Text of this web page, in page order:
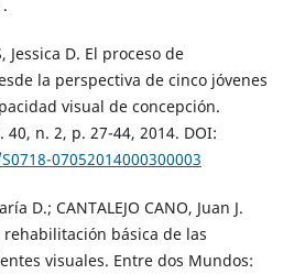
Jessica D. El proceso de
la perspectiva de cinco jóvenes
visual de concepción.
40, n. 2, p. 27-44, 2014. DOI:
07052014000300003
D.; CANTALEJO CANO, Juan J.
básica de las
visuales. Entre dos Mundos: